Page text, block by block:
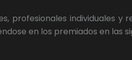
profesionales individuales y
en los premiados en las